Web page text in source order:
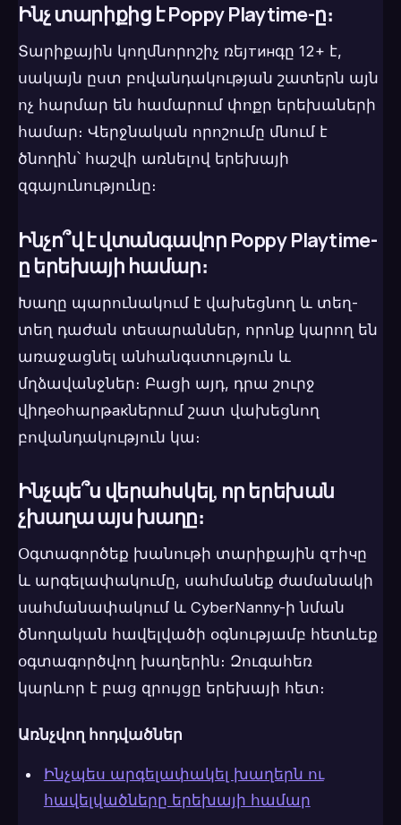
Ինչ տարիքից է Poppy Playtime-ը։
Տարիքային կողմնորոշիչ ռեյтинգը 12+ է,
սակայն ըստ բովանդակության շատերն այն
ոչ հարմար են համարում փոքր երեխաների
համար։ Վերջնական որոշումը մնում է
ծնողին՝ հաշվի առնելով երեխայի
զգայունությունը։
Ինչո՞վ է վտանգավոր Poppy Playtime-
ը երեխայի համար։
Խաղը պարունակում է վախեցնող և տեղ-
տեղ դաժան տեսարաններ, որոնք կարող են
առաջացնել անհանգստություն և
մղձավանջներ։ Բացի այդ, դրա շուրջ
վիդеоհարթакներում շատ վախեցնող
բովանդակություն կա։
Ինչպե՞ս վերահսկել, որ երեխան
չխաղա այս խաղը։
Օգտագործեք խանութի տարիքային զтիчը
և արգելափակումը, սահմանեք ժամանակի
սահմանափակում և CyberNanny-ի նման
ծնողական հավելվածի օգնությամբ հետևեք
օգտագործվող խաղերին։ Զուգահեռ
կարևոր է բաց զրույցը երեխայի հետ։
Առնչվող հոդվածներ
Ինչպես արգելափակել խաղերն ու
հավելվածները երեխայի համար